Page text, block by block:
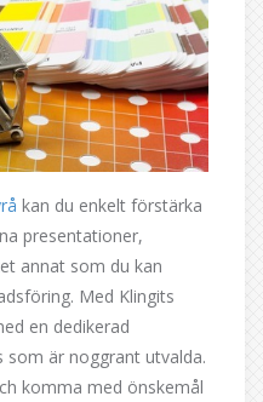
kan du enkelt förstärka
presentationer,
annat som du kan
Med Klingits
en dedikerad
är noggrant utvalda.
komma med önskemål